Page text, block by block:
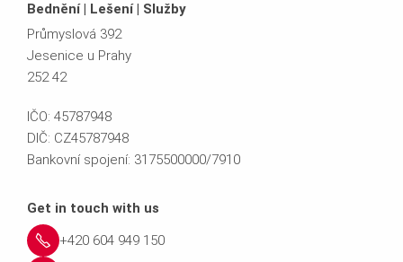
Bednění | Lešení | Služby
Průmyslová 392
Jesenice u Prahy
252 42
IČO: 45787948
DIČ: CZ45787948
Bankovní spojení: 3175500000/7910
Get in touch with us
+420 604 949 150